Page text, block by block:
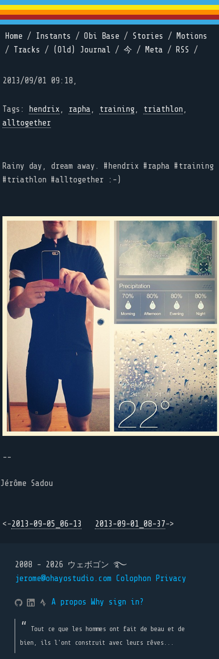
Home / Instants / Obi Base / Stories /
Motions
/ Tracks / (Old) Journal / 今 / Meta / RSS /
2013/09/01 09:18,
Tags: hendrix , rapha , training, triathlon,
alltogether
Rainy day, dream away. #hendrix #rapha #training
#triathlon #alltogether :-)
--
Jérôme Sadou
<-2013-09-05_06-13 2013-09-01_08-37->
2008 - 2026 ウェボゴン ࿐
jerome@ohayostudio.com Colophon Privacy
A propos Why sign in?
Tout ce que les hommes ont fait de beau et de
bien, ils l'ont construit avec leurs rêves...